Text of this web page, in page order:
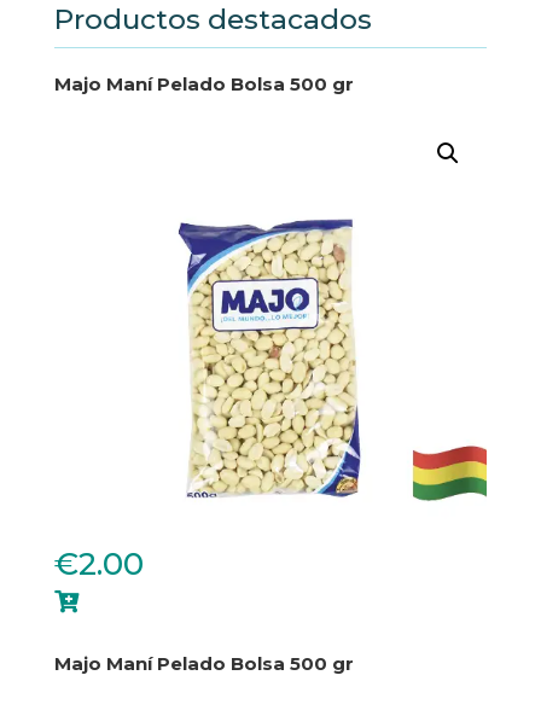
Productos destacados
Majo Maní Pelado Bolsa 500 gr
€2.00

Majo Maní Pelado Bolsa 500 gr